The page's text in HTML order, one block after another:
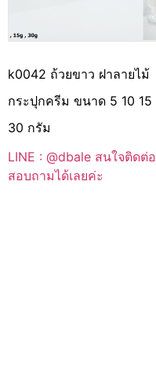
k0042 ถ้วยขาว ฝาลายไม้
กระปุกครีม ขนาด 5 10 15
30 กรัม
LINE : @dbale สนใจติดต่อ
สอบถามได้เลยค่ะ